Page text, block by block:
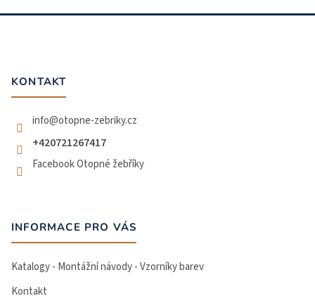
Z
KONTAKT
info@otopne-zebriky.cz
+420721267417
Facebook Otopné žebříky
INFORMACE PRO VÁS
Katalogy - Montážní návody - Vzorníky barev
Kontakt